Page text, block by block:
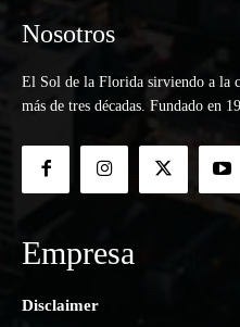
Nosotros
El Sol de la Florida sirviendo a la
más de tres décadas. Fundado en
Empresa
Disclaimer